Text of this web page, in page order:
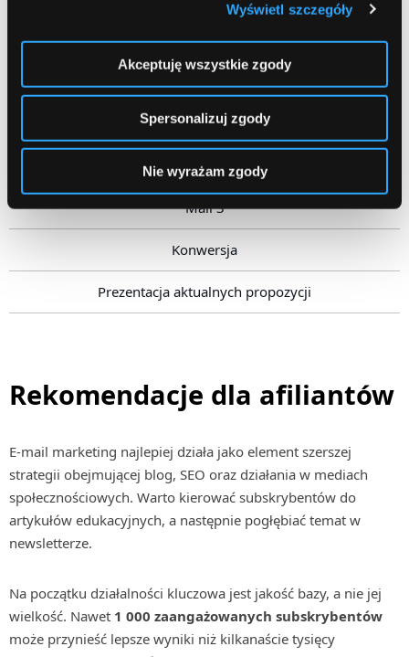
Wyświetl szczegóły
Akceptuję wszystkie zgody
Spersonalizuj zgody
Nie wyrażam zgody
Wyjaśnienie podstawowych pojęć
Mail 2
Pogłębienie
Analiza błędów i porównanie ofert
Mail 3
Konwersja
Prezentacja aktualnych propozycji
Rekomendacje dla afiliantów
E-mail marketing najlepiej działa jako element szerszej
strategii obejmującej blog, SEO oraz działania w mediach
społecznościowych. Warto kierować subskrybentów do
artykułów edukacyjnych, a następnie pogłębiać temat w
newsletterze.
Na początku działalności kluczowa jest jakość bazy, a nie jej
wielkość. Nawet 1 000 zaangażowanych subskrybentów
może przynieść lepsze wyniki niż kilkanaście tysięcy